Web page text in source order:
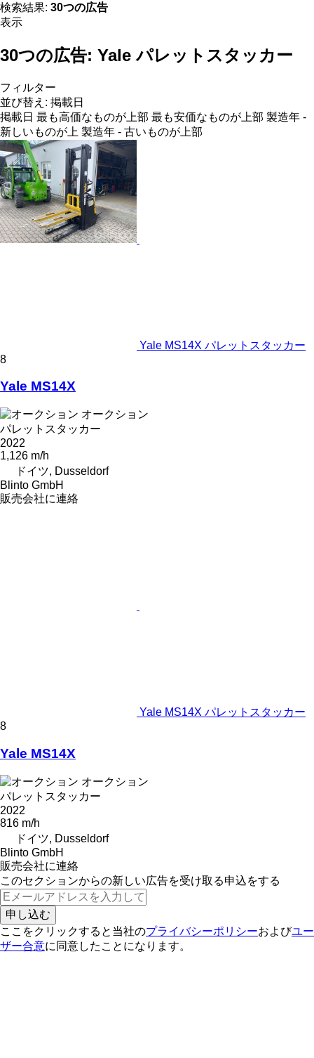
検索結果: 30つの広告
表示
30つの広告: Yale パレットスタッカー
フィルター
並び替え : 掲載日
掲載日 最も高価なものが上部 最も安価なものが上部 製造年 -
新しいものが上 製造年 - 古いものが上部
Yale MS14X パレットスタッカー
8
Yale MS14X
オークション
パレットスタッカー
2022
1,126 m/h
ドイツ, Dusseldorf
Blinto GmbH
販売会社に連絡
Yale MS14X パレットスタッカー
8
Yale MS14X
オークション
パレットスタッカー
2022
816 m/h
ドイツ, Dusseldorf
Blinto GmbH
販売会社に連絡
このセクションからの新しい広告を受け取る申込をする
申し込む
ここをクリックすると当社のプライバシーポリシーおよびユー
ザー合意に同意したことになります。